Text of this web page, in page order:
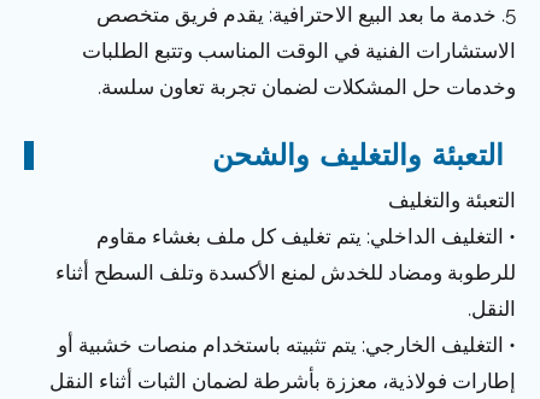
5. خدمة ما بعد البيع الاحترافية: يقدم فريق متخصص
الاستشارات الفنية في الوقت المناسب وتتبع الطلبات
وخدمات حل المشكلات لضمان تجربة تعاون سلسة.
التعبئة والتغليف والشحن
التعبئة والتغليف
• التغليف الداخلي: يتم تغليف كل ملف بغشاء مقاوم
للرطوبة ومضاد للخدش لمنع الأكسدة وتلف السطح أثناء
النقل.
• التغليف الخارجي: يتم تثبيته باستخدام منصات خشبية أو
إطارات فولاذية، معززة بأشرطة لضمان الثبات أثناء النقل